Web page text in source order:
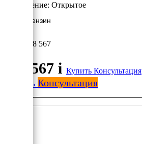
Исполнение: Открытое
16 кВт/Бензин
498 567
498 567 i Купить Консультация
Купить Консультация